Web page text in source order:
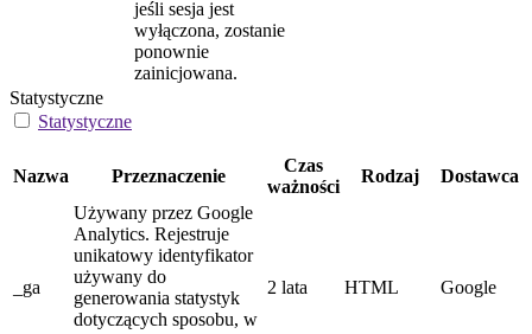
jeśli sesja jest
wyłączona, zostanie
ponownie
zainicjowana.
Statystyczne
Statystyczne
Nazwa Przeznaczenie
Czas
ważności
Rodzaj Dostawca
_ga
Używany przez Google
Analytics. Rejestruje
unikatowy identyfikator
używany do
generowania statystyk
dotyczących sposobu, w
2 lata HTML Google